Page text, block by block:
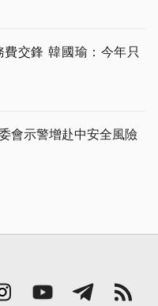
交鋒 韓國瑜：今年只
會示警增赴中安全風險